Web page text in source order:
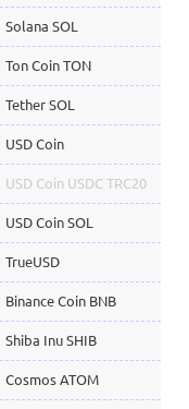
Solana SOL
Ton Coin TON
Tether SOL
USD Coin
USD Coin USDC TRC20
USD Coin SOL
TrueUSD
Binance Coin BNB
Shiba Inu SHIB
Cosmos ATOM